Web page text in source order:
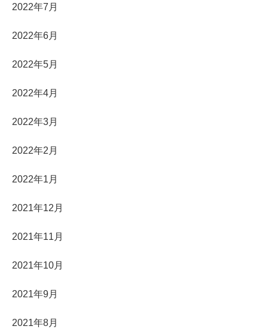
2022年7月
2022年6月
2022年5月
2022年4月
2022年3月
2022年2月
2022年1月
2021年12月
2021年11月
2021年10月
2021年9月
2021年8月